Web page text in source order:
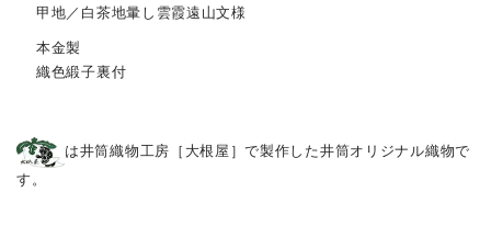
甲地／白茶地暈し雲霞遠山文様
本金製
織色緞子裏付
は井筒織物工房［大根屋］で製作した井筒オリジナル織物で
す。